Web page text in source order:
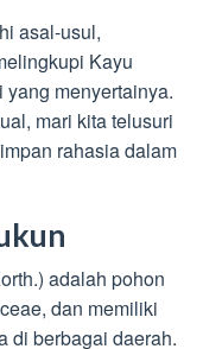
asal-usul,
Kayu
menyertainya.
mari kita telusuri
rahasia dalam
adalah pohon
dan memiliki
di berbagai daerah.